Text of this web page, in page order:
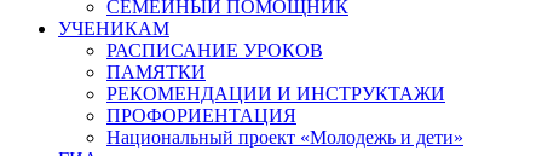
СЕМЕЙНЫЙ ПОМОЩНИК
УЧЕНИКАМ
РАСПИСАНИЕ УРОКОВ
ПАМЯТКИ
РЕКОМЕНДАЦИИ И ИНСТРУКТАЖИ
ПРОФОРИЕНТАЦИЯ
Национальный проект «Молодежь и дети»